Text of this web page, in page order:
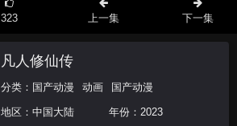
323 上一集 下一集
凡人修仙传
分类： 国产动漫 动画 国产动漫
地区： 中国大陆 年份： 2023